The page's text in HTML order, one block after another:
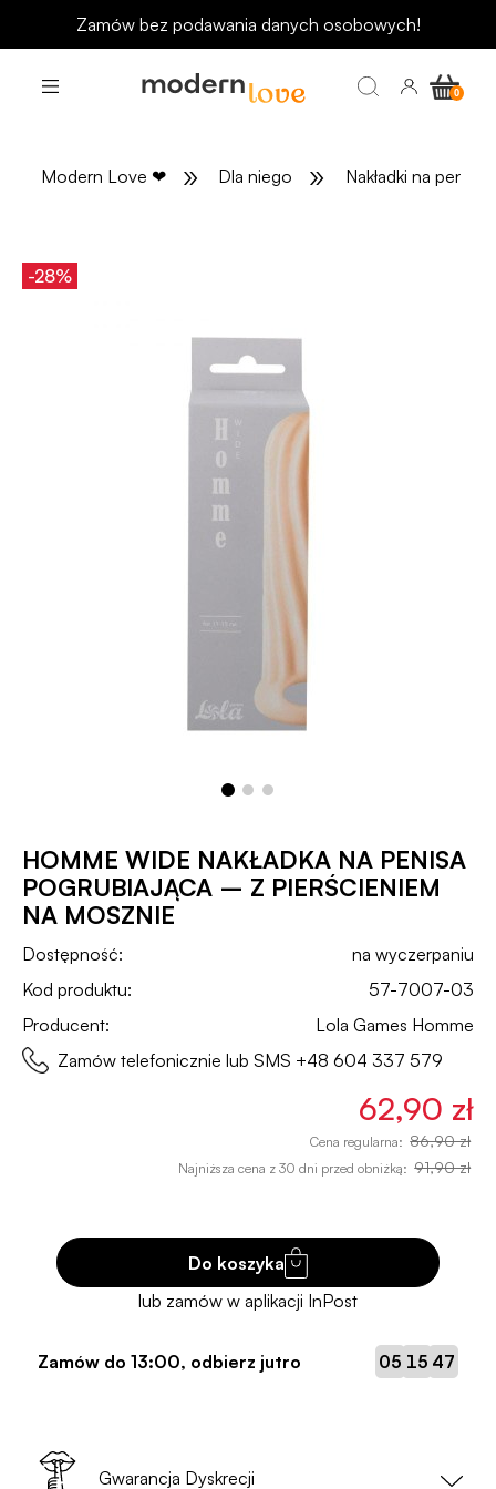
Zamów bez podawania danych osobowych!
Modern Love ❤ » Dla niego » Nakładki na penisa
-28%
HOMME WIDE NAKŁADKA NA PENISA
POGRUBIAJĄCA – Z PIERŚCIENIEM
NA MOSZNIE
Dostępność:
na wyczerpaniu
Kod produktu:
57-7007-03
Producent:
Lola Games Homme
Zamów telefonicznie lub SMS +48 604 337 579
62,90 zł
Cena regularna: 86,90 zł
Najniższa cena z 30 dni przed obniżką: 91,90 zł
Do koszyka
Zamów do 13:00, odbierz jutro 05: 15: 46
Gwarancja Dyskrecji